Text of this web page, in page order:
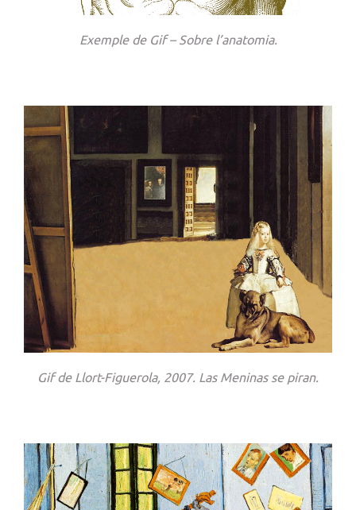
Exemple de Gif – Sobre l’anatomia.
Gif de Llort-Figuerola, 2007. Las Meninas se piran.